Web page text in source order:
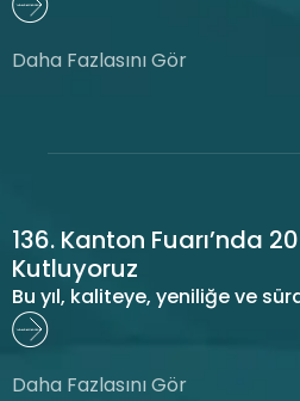
Daha Fazlasını Gör
136. Kanton Fuarı’nda
Kutluyoruz
Bu yıl, kaliteye, yeniliğe ve
Daha Fazlasını Gör